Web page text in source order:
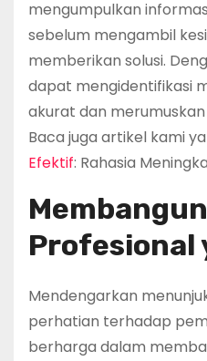
mengumpulkan
sebelum mengambil
memberikan solusi.
dapat mengidentifikasi
akurat dan
Baca juga artikel kami
Efektif: Rahasia
Profesional
Mendengarkan
perhatian terhadap
berharga dalam